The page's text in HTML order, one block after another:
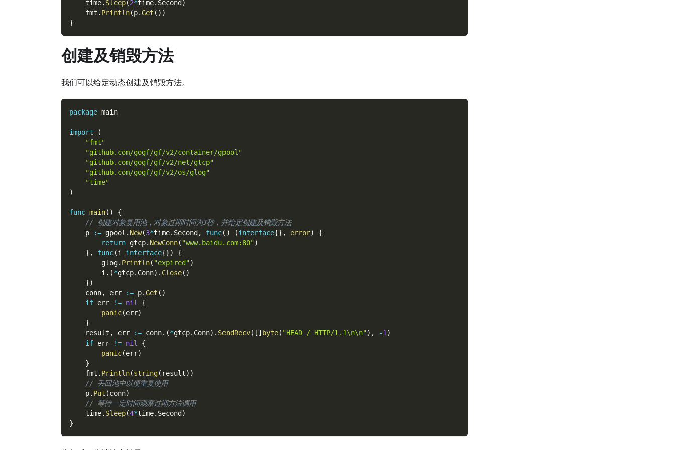
    time
. Sleep(2*time. Second )
    fmt
. Println(p.Get ( ) )
}
创建及销毁方法
我们可以给定动态创建及销毁方法。
package main
import
(
"fmt"
"github.com/gogf/gf/v2/container/gpool"
"github.com/gogf/gf/v2/net/gtcp"
"github.com/gogf/gf/v2/os/glog"
"time"
)
func main( )
{
// 创建对象复用池，对象过期时间为3秒，并给定创建及销毁方法
    p
:= gpool . New(3*time. Second , func( ) (interface{} , error)
{
return gtcp. NewConn( "www.baidu.com:80")
} , func(i interface{})
{
        glog
. Println( "expired")
        i
. (*gtcp. Conn) . Close( )
})
    conn
, err := p.Get ( )
if err != nil
{
panic(err)
}
    result
, err := conn. (*gtcp. Conn) . SendRecv( [ ] byte( "HEAD / HTTP/1.1\n\n") , -1 )
if err != nil
{
panic(err)
}
    fmt
. Println(string( result) )
// 丢回池中以便重复使用
    p
. Put (conn)
// 等待一定时间观察过期方法调用
    time
. Sleep(4*time. Second )
}